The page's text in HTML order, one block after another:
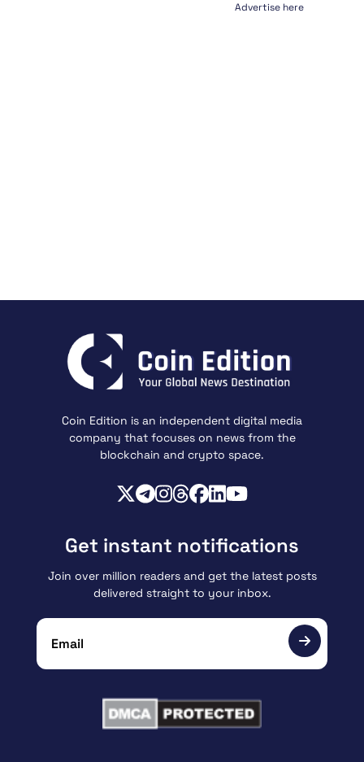
Advertise here
Coin Edition is an independent digital media
company that focuses on news from the
blockchain and crypto space.
Get instant notifications
Join over million readers and get the latest posts
delivered straight to your inbox.